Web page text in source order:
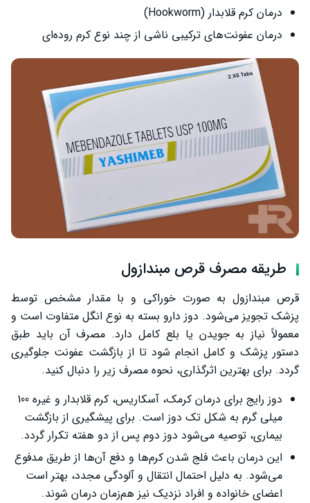
درمان کرم قلابدار (Hookworm)
درمان عفونت‌های ترکیبی ناشی از چند نوع کرم روده‌ای
طریقه مصرف قرص مبندازول
قرص مبندازول به صورت خوراکی و با مقدار مشخص توسط
پزشک تجویز می‌شود. دوز دارو بسته به نوع انگل متفاوت است و
معمولاً نیاز به جویدن یا بلع کامل دارد. مصرف آن باید طبق
دستور پزشک و کامل انجام شود تا از بازگشت عفونت جلوگیری
گردد. برای بهترین اثرگذاری، نحوه مصرف زیر را دنبال کنید.
دوز رایج برای درمان کرمک، آسکاریس، کرم قلابدار و غیره 100
میلی گرم به شکل تک دوز است. برای پیشگیری از بازگشت
بیماری، توصیه می‌شود دوز دوم پس از دو هفته تکرار گردد.
این درمان باعث فلج شدن کرم‌ها و دفع آن‌ها از طریق مدفوع
می‌شود. به دلیل احتمال انتقال و آلودگی مجدد، بهتر است
اعضای خانواده و افراد نزدیک نیز هم‌زمان درمان شوند.